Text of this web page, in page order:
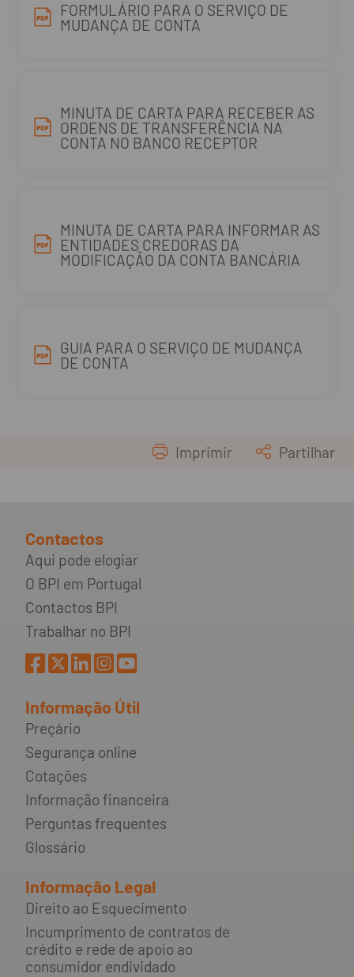
FORMULÁRIO PARA O SERVIÇO DE
MUDANÇA DE CONTA
MINUTA DE CARTA PARA RECEBER AS
ORDENS DE TRANSFERÊNCIA NA
CONTA NO BANCO RECEPTOR
MINUTA DE CARTA PARA INFORMAR AS
ENTIDADES CREDORAS DA
MODIFICAÇÃO DA CONTA BANCÁRIA
GUIA PARA O SERVIÇO DE MUDANÇA
DE CONTA
Imprimir Partilhar
Contactos
Aqui pode elogiar
O BPI em Portugal
Contactos BPI
Trabalhar no BPI
Informação Útil
Preçário
Segurança online
Cotações
Informação financeira
Perguntas frequentes
Glossário
Informação Legal
Direito ao Esquecimento
Incumprimento de contratos de
crédito e rede de apoio ao
consumidor endividado